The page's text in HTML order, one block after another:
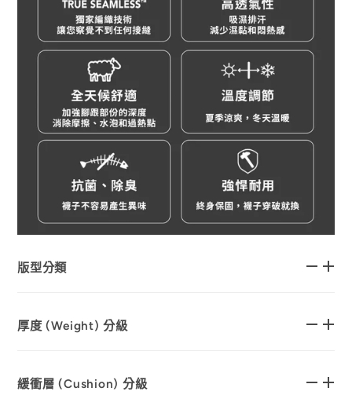
版型分類
厚度 (Weight) 分級
緩衝層 (Cushion) 分級